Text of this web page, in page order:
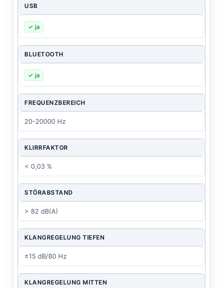
USB
✓ ja
BLUETOOTH
✓ ja
FREQUENZBEREICH
20-20000 Hz
KLIRRFAKTOR
< 0,03 %
STÖRABSTAND
> 82 dB(A)
KLANGREGELUNG TIEFEN
±15 dB/80 Hz
KLANGREGELUNG MITTEN